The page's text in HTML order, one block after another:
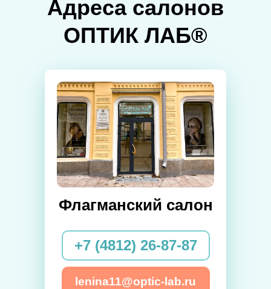
Адреса салонов
ОПТИК ЛАБ®
Флагманский салон
+7 (4812) 26-87-87
lenina11@optic-lab.ru